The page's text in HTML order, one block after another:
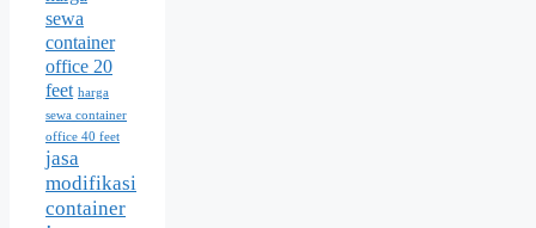
sewa
container
office 20
feet harga
sewa container
office 40 feet
jasa
modifikasi
container